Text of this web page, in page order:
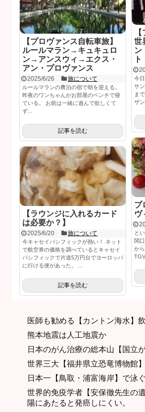
世
ン
今
サ
ま
ザ
【プロヴァンス自転車旅】
ルールマラン→キュキュロ
ン→アンスウィ→エクス・
アン・プロヴァンス
2025/6/26 旅について
ルールマランの農泊の宿で朝を迎える。
昨夜のワンちゃんがお部屋のベンチで寝
ている。 お前は一緒に遊んで欲しくて
ず...
記事を読む
プ
ヴ
と
関
か
【ラウンジに入れるカード
は必要か？】
2025/6/20 旅について
今キャセイパシフィックが熱い！ ネット
で航空券の価格を調べているとキャセイ
パシフィックで片道5万円台でヨーロッパ
に行ける便があった。 ...
記事を読む
医師も勧める【カントン海水】
熊本地震は人工地震か
日本のがん治療の総本山【国立
世界三大【福井県立恐竜博物館
日本一【鳥取・浦富海岸】で泳ぐ
世界的免疫学者【安保徹先生の
陽にあたると発癌しにくい。